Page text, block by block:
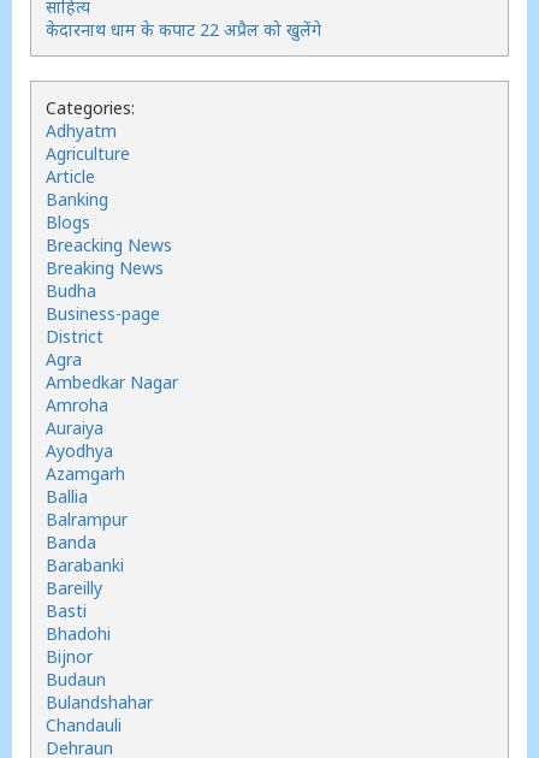
साहित्य
केदारनाथ धाम के कपाट 22 अप्रैल को खुलेंगे
Categories:
Adhyatm
Agriculture
Article
Banking
Blogs
Breacking News
Breaking News
Budha
Business-page
District
Agra
Ambedkar Nagar
Amroha
Auraiya
Ayodhya
Azamgarh
Ballia
Balrampur
Banda
Barabanki
Bareilly
Basti
Bhadohi
Bijnor
Budaun
Bulandshahar
Chandauli
Dehraun